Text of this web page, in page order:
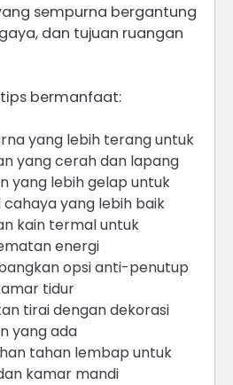
sempurna bergantung
dan tujuan ruangan
bermanfaat:
yang lebih terang untuk
yang cerah dan lapang
yang lebih gelap untuk
yang lebih baik
kain termal untuk
energi
opsi anti-penutup
tidur
tirai dengan dekorasi
yang ada
tahan lembap untuk
kamar mandi